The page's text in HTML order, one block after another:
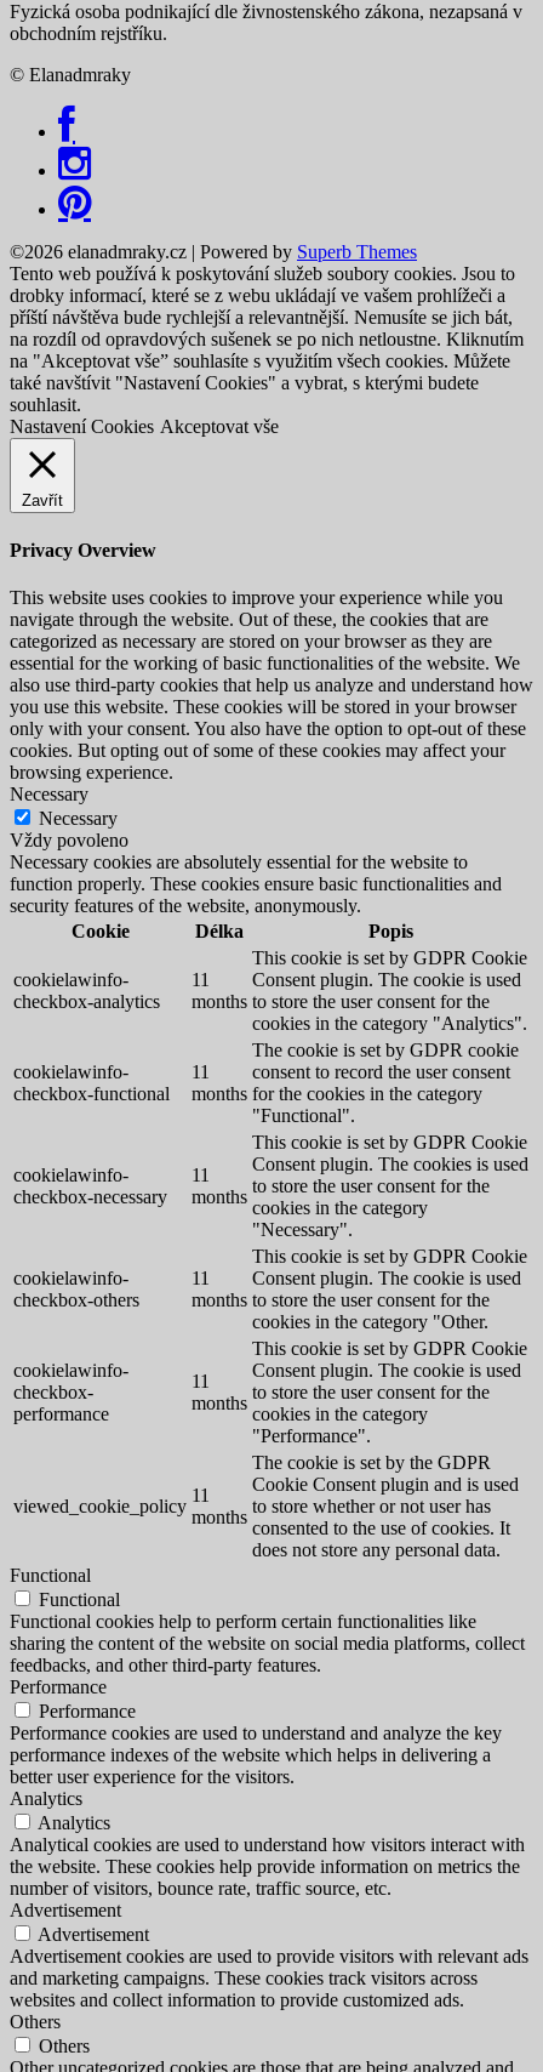
Fyzická osoba podnikající dle živnostenského zákona, nezapsaná v
obchodním rejstříku.
© Elanadmraky
©2026 elanadmraky.cz | Powered by Superb Themes
Tento web používá k poskytování služeb soubory cookies. Jsou to
drobky informací, které se z webu ukládají ve vašem prohlížeči a
příští návštěva bude rychlejší a relevantnější. Nemusíte se jich bát,
na rozdíl od opravdových sušenek se po nich netloustne. Kliknutím
na "Akceptovat vše” souhlasíte s využitím všech cookies. Můžete
také navštívit "Nastavení Cookies" a vybrat, s kterými budete
souhlasit.
Nastavení Cookies Akceptovat vše
Zavřít
Privacy Overview
This website uses cookies to improve your experience while you
navigate through the website. Out of these, the cookies that are
categorized as necessary are stored on your browser as they are
essential for the working of basic functionalities of the website. We
also use third-party cookies that help us analyze and understand how
you use this website. These cookies will be stored in your browser
only with your consent. You also have the option to opt-out of these
cookies. But opting out of some of these cookies may affect your
browsing experience.
Necessary
Necessary
Vždy povoleno
Necessary cookies are absolutely essential for the website to
function properly. These cookies ensure basic functionalities and
security features of the website, anonymously.
Cookie
Délka Popis
cookielawinfo-
checkbox-analytics
11
months
This cookie is set by GDPR Cookie
Consent plugin. The cookie is used
to store the user consent for the
cookies in the category "Analytics".
cookielawinfo-
checkbox-functional
11
months
The cookie is set by GDPR cookie
consent to record the user consent
for the cookies in the category
"Functional".
cookielawinfo-
checkbox-necessary
11
months
This cookie is set by GDPR Cookie
Consent plugin. The cookies is used
to store the user consent for the
cookies in the category
"Necessary".
cookielawinfo-
checkbox-others
11
months
This cookie is set by GDPR Cookie
Consent plugin. The cookie is used
to store the user consent for the
cookies in the category "Other.
cookielawinfo-
checkbox-
performance
11
months
This cookie is set by GDPR Cookie
Consent plugin. The cookie is used
to store the user consent for the
cookies in the category
"Performance".
viewed_cookie_policy
11
months
The cookie is set by the GDPR
Cookie Consent plugin and is used
to store whether or not user has
consented to the use of cookies. It
does not store any personal data.
Functional
Functional
Functional cookies help to perform certain functionalities like
sharing the content of the website on social media platforms, collect
feedbacks, and other third-party features.
Performance
Performance
Performance cookies are used to understand and analyze the key
performance indexes of the website which helps in delivering a
better user experience for the visitors.
Analytics
Analytics
Analytical cookies are used to understand how visitors interact with
the website. These cookies help provide information on metrics the
number of visitors, bounce rate, traffic source, etc.
Advertisement
Advertisement
Advertisement cookies are used to provide visitors with relevant ads
and marketing campaigns. These cookies track visitors across
websites and collect information to provide customized ads.
Others
Others
Other uncategorized cookies are those that are being analyzed and